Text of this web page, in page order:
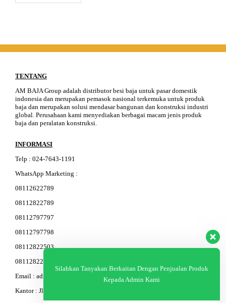
TENTANG
AM BAJA Group adalah distributor besi baja untuk pasar domestik
indonesia dan merupakan pemasok nasional terkemuka untuk produk
baja dan merupakan solusi mendasar bangunan dan konstruksi industri
global. Perusahaan kami menyediakan berbagai macam jenis produk
baja dan peralatan konstruksi.
INFORMASI
Telp : 024-7643-11 91
WhatsApp Marketing :
08112622789
08112822789
08112797797
08112797798
08112822503
08112822603
Email : admin@am-baja.com
Kantor : Jl. Gatot Subroto 7b Semarang.
Silahkan Tanyakan Berkaitan Dengan Penjualan Produk
Kepada Admin Kami